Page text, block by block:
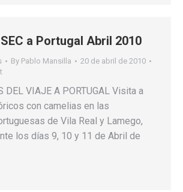
a Portugal Abril 2010
By Pablo Mansilla
20 de abril de 2010
DEL VIAJE A PORTUGAL Visita a
con camelias en las
de Vila Real y Lamego,
los días 9, 10 y 11 de Abril de